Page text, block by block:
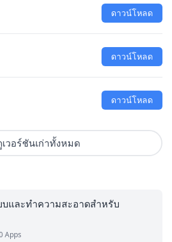
ดาวน์โหลด
ดาวน์โหลด
ดาวน์โหลด
เวอร์ชันเก่าทั้งหมด
บและทำความสะอาดสำหรับ
Apps